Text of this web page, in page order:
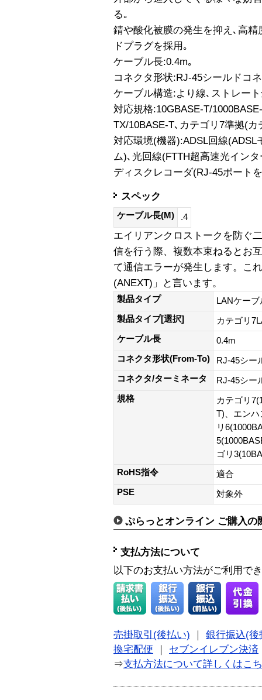
る｡
錆や酸化被膜の発生を抑え､高
ドプラグを採用｡
ケーブル長:0.4m｡
コネクタ形状:RJ-45シールドコ
ケーブル構造:より線､ストレー
対応規格:10GBASE-T/
TX/10BASE-T､カテゴリ7準拠(
対応環境(機器):ADSL回線(ADSL
ム)､光回線(FTTH超高速光イン
ディスクレコーダ(RJ-45ポート
スペック
ケーブル長(M) .4
エイリアンクロストークを防ぐ
信を行う際、複数本束ねるとお
て通信エラーが発生します。こ
(ANEXT)」と言います。
製品タイプ
LANケーブ
製品タイプ[選択]
カテゴリ
ケーブル長
0.4m
コネクタ形状(From-To)
RJ-45シー
コネクタ/ターミネータ
RJ-45シー
規格
カテゴリ
T)、エンハ
リ
ゴリ
RoHS指令
適合
PSE
対象外
ぷらっとオンライン ご購入の
支払方法について
以下のお支払い方法がご利用で
売掛取引(後払い) ｜ 銀行振込(後
換宅配便 ｜ セブンイレブン決済
⇒支払方法について詳しくはこ